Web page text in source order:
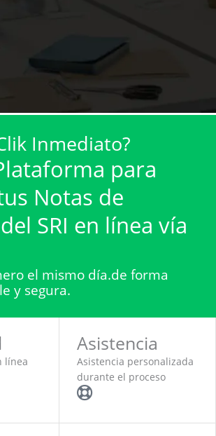
Inmediato?
para
Notas de
SRI en línea vía
el mismo día.de forma
y segura.
línea
Asistencia
Asistencia personalizada
durante el proceso